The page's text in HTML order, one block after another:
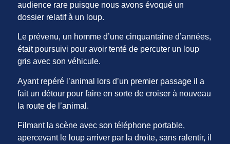
audience rare puisque nous avons évoqué un
dossier relatif à un loup.
Le prévenu, un homme d’une cinquantaine d’années,
était poursuivi pour avoir tenté de percuter un loup
gris avec son véhicule.
Ayant repéré l’animal lors d’un premier passage il a
fait un détour pour faire en sorte de croiser à nouveau
la route de l’animal.
Filmant la scène avec son téléphone portable,
apercevant le loup arriver par la droite, sans ralentir, il